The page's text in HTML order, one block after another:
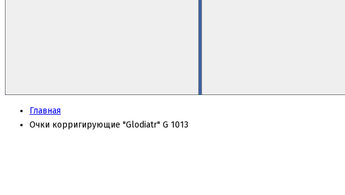
Главная
Очки корригирующие "Glodiatr" G 1013